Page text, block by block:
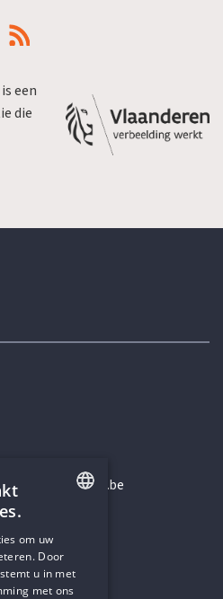
een
die
DUTCH
om uw
Door
u in met
met ons